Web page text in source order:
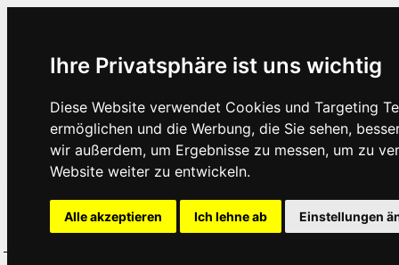
Ihre Privatsphäre ist uns wichtig
Diese Website verwendet Cookies und Targeting
ermöglichen und die Werbung, die Sie sehen,
wir außerdem, um Ergebnisse zu messen, um zu
Website weiter zu entwickeln.
Alle akzeptieren Ich lehne ab Einstellungen